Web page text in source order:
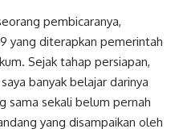
pembicaranya,
yang diterapkan pemerintah
Sejak tahap persiapan,
banyak belajar darinya
sama sekali belum pernah
yang disampaikan oleh